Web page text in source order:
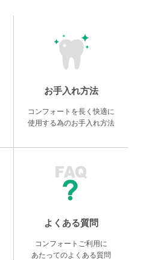
お手入れ方法
コンフォートを長く快適に
使用する為のお手入れ方法
よくある質問
コンフォートご利用に
あたってのよくある質問